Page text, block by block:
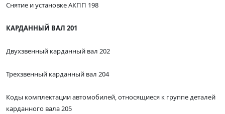
Снятие и установке АКПП 198
КАРДАННЫЙ ВАЛ 201
Двухзвенный карданный вал 202
Трехзвенный карданный вал 204
Коды комплектации автомобилей, относящиеся к группе деталей
карданного вала 205